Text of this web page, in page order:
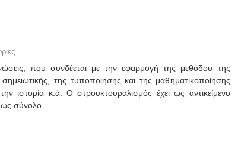
που συνδέεται με την εφαρμογή της μεθόδου της
της τυποποίησης και της μαθηματικοποίησης
ιστορία κ.ά. Ο στρουκτουραλισμός έχει ως αντικείμενο
ως σύνολο …